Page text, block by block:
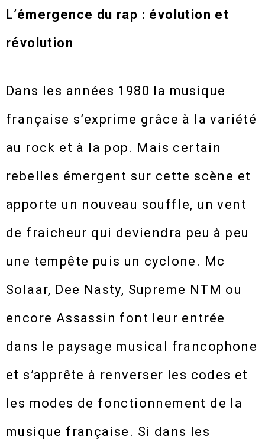
L’émergence du rap : évolution et
révolution
Dans les années 1980 la musique
française s’exprime grâce à la variété
au rock et à la pop. Mais certain
rebelles émergent sur cette scène et
apporte un nouveau souffle, un vent
de fraicheur qui deviendra peu à peu
une tempête puis un cyclone. Mc
Solaar, Dee Nasty, Supreme NTM ou
encore Assassin font leur entrée
dans le paysage musical francophone
et s’apprête à renverser les codes et
les modes de fonctionnement de la
musique française. Si dans les